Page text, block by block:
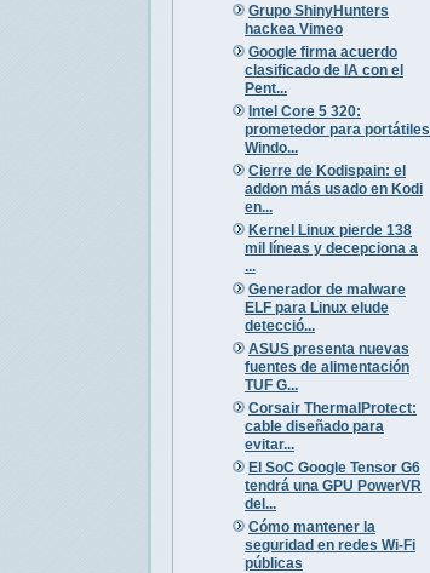
Grupo ShinyHunters
hackea Vimeo
Google firma acuerdo
clasificado de IA con el
Pent...
Intel Core 5 320:
prometedor para portátiles
Windo...
Cierre de Kodispain: el
addon más usado en Kodi
en...
Kernel Linux pierde 138
mil líneas y decepciona a
...
Generador de malware
ELF para Linux elude
detecció...
ASUS presenta nuevas
fuentes de alimentación
TUF G...
Corsair ThermalProtect:
cable diseñado para
evitar...
El SoC Google Tensor G6
tendrá una GPU PowerVR
del...
Cómo mantener la
seguridad en redes Wi-Fi
públicas